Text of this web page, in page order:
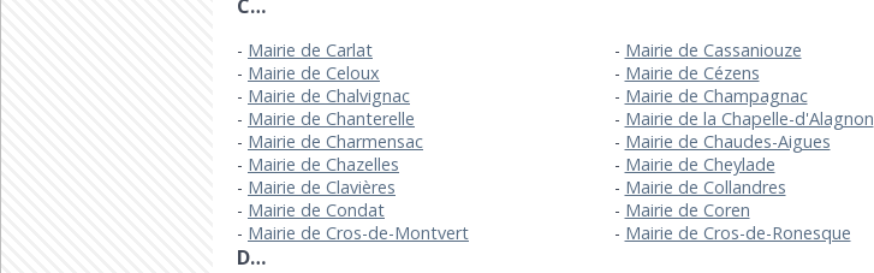
C…
Mairie de Carlat Mairie de Cassaniouze
Mairie de Celoux
Mairie de Cézens
Mairie de Chalvignac
Mairie de Champagnac
Mairie de Chanterelle
Mairie de la Chapelle-d'Alagnon
Mairie de Charmensac
Mairie de Chaudes-Aigues
Mairie de Chazelles
Mairie de Cheylade
Mairie de Clavières
Mairie de Collandres
Mairie de Condat
Mairie de Coren
Mairie de Cros-de-Montvert
Mairie de Cros-de-Ronesque
D…